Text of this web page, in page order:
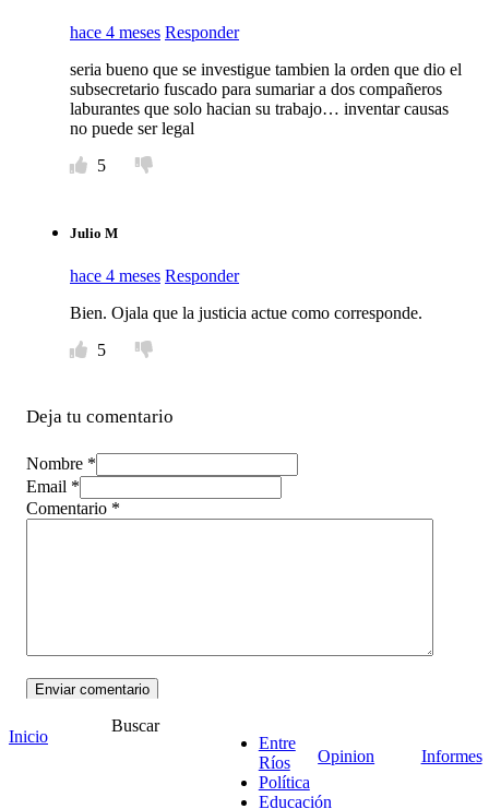
hace 4 meses Responder
seria bueno que se investigue tambien la orden que dio el
subsecretario fuscado para sumariar a dos compañeros
laburantes que solo hacian su trabajo… inventar causas
no puede ser legal
5
Julio M
hace 4 meses Responder
Bien. Ojala que la justicia actue como corresponde.
5
Deja tu comentario
Nombre *
Email *
Comentario *
Inicio
Buscar
Entre
Ríos
Política
Educación
Opinion Informes